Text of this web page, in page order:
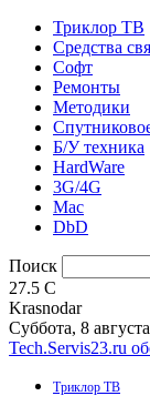
Триклор ТВ
Средства
Софт
Ремонты
Методики
Б/У техника
HardWare
3G/4G
Mac
DbD
Поиск
27.5 C
Krasnodar
Суббота, 8
Tech.Servis23.ru
Триклор ТВ